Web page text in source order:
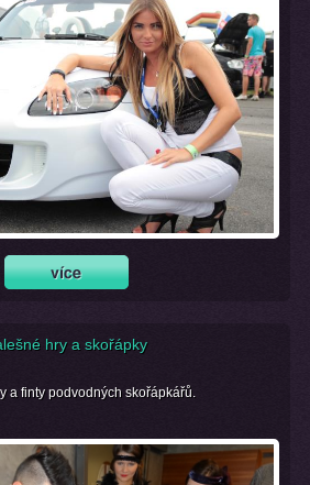
hry a skořápky
a finty podvodných skořápkářů.